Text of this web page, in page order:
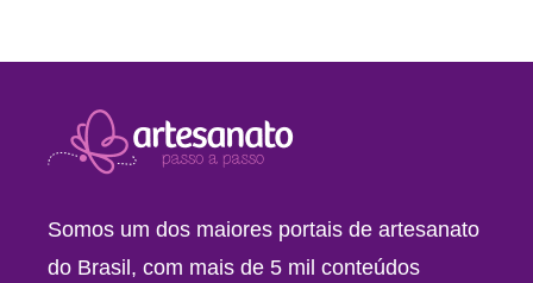
Somos um dos maiores portais de artesanato
do Brasil, com mais de 5 mil conteúdos